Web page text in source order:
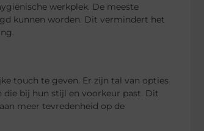
werkplek. De meeste
kunnen worden. Dit vermindert het
touch te geven. Er zijn tal van opties
die bij hun stijl en voorkeur past. Dit
meer tevredenheid op de